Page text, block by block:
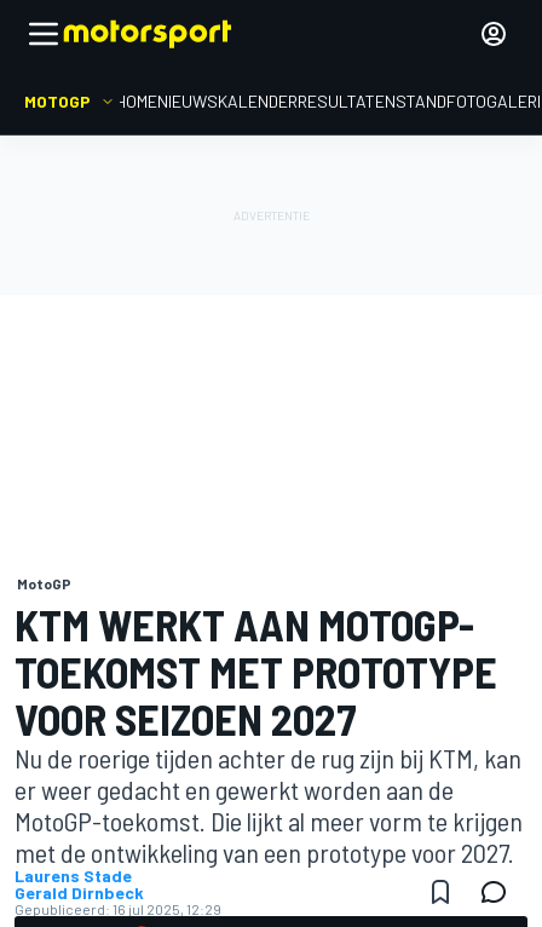
MOTOGP HOMENIEUWSKALENDERRESULTATENSTAND
MotoGP
KTM WERKT AAN MOTOGP-
TOEKOMST MET PROTOTYPE
VOOR SEIZOEN 2027
Nu de roerige tijden achter de rug zijn bij KTM, kan
er weer gedacht en gewerkt worden aan de
MotoGP-toekomst. Die lijkt al meer vorm te krijgen
met de ontwikkeling van een prototype voor 2027.
Laurens Stade
Gerald Dirnbeck
Gepubliceerd: 16 jul 2025, 12:29